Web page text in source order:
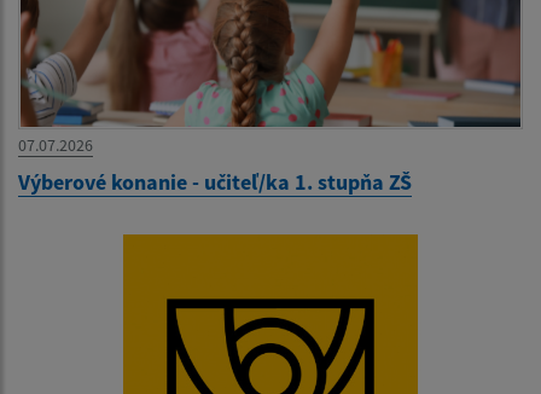
07.07.2026
Výberové konanie - učiteľ/ka 1. stupňa ZŠ